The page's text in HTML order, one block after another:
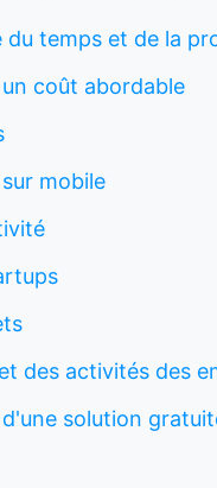
du temps et de la
coût abordable
mobile
des activités des
solution